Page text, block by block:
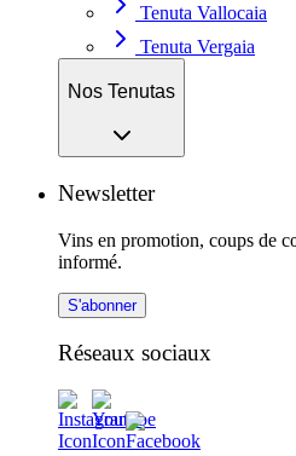
Tenuta Vallocaia
Tenuta Vergaia
Nos Tenutas
Newsletter
Vins en promotion, coups de
informé.
S'abonner
Réseaux sociaux